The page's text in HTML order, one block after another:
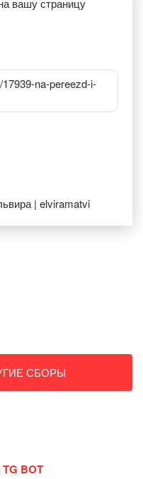
вашу страницу
na-pereezd-i-
| elviramatvi
СБОРЫ
BOT